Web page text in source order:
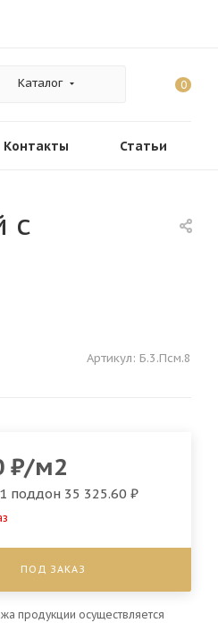
Каталог 0
Контакты Статьи
с
Артикул: Б.3.Псм.8
₽/м2
поддон 35 325.60 ₽
ПОД ЗАКАЗ
продукции осуществляется